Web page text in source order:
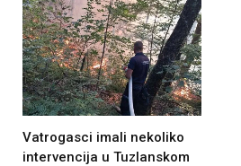
Vatrogasci imali nekoliko
intervencija u Tuzlanskom